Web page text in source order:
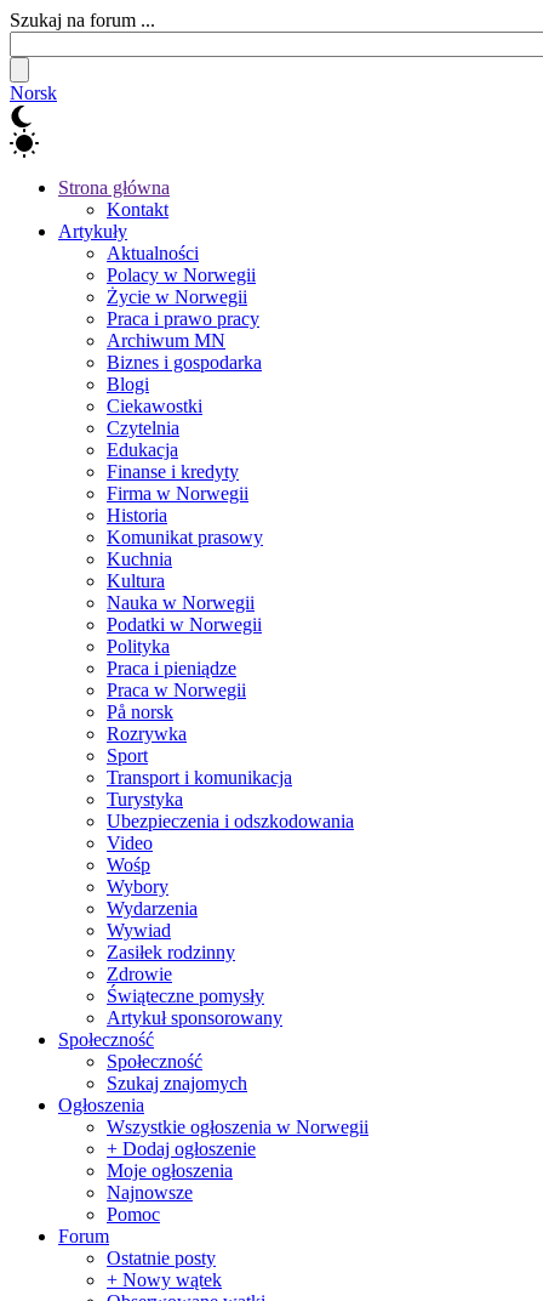
Szukaj na forum ...
Norsk
Strona główna
Kontakt
Artykuły
Aktualności
Polacy w Norwegii
Życie w Norwegii
Praca i prawo pracy
Archiwum MN
Biznes i gospodarka
Blogi
Ciekawostki
Czytelnia
Edukacja
Finanse i kredyty
Firma w Norwegii
Historia
Komunikat prasowy
Kuchnia
Kultura
Nauka w Norwegii
Podatki w Norwegii
Polityka
Praca i pieniądze
Praca w Norwegii
På norsk
Rozrywka
Sport
Transport i komunikacja
Turystyka
Ubezpieczenia i odszkodowania
Video
Wośp
Wybory
Wydarzenia
Wywiad
Zasiłek rodzinny
Zdrowie
Świąteczne pomysły
Artykuł sponsorowany
Społeczność
Społeczność
Szukaj znajomych
Ogłoszenia
Wszystkie ogłoszenia w Norwegii
+ Dodaj ogłoszenie
Moje ogłoszenia
Najnowsze
Pomoc
Forum
Ostatnie posty
+ Nowy wątek